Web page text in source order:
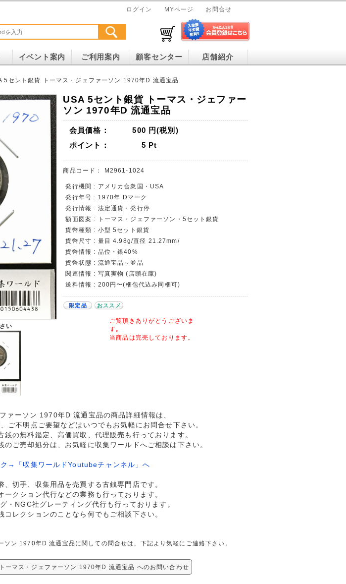
ログイン MYページ お問合せ
イベント案内 ご利用案内 顧客センター 店舗紹介
5セント銀貨 トーマス・ジェファーソン 1970年D 流通宝品
い
USA 5セント銀貨 トーマス・ジェファー
ソン 1970年D 流通宝品
会員価格： 500 円(税別)
ポイント：
5 Pt
商品コード： M2961-1024
発行機関 : アメリカ合衆国・USA
発行年号 : 1970年 Dマーク
発行情報 : 法定通貨・発行停
額面図案 : トーマス・ジェファーソン・5セット銀貨
貨幣種類 : 小型 5セット銀貨
貨幣尺寸 : 量目 4.98g/直径 21.27mm/
貨幣情報 : 品位・銀40%
貨幣状態 : 流通宝品～並品
関連情報 : 写真実物 (店頭在庫)
送料情報 : 200円〜(梱包代込み同梱可)
限定品 おススメ
ご覧頂きありがとうございま
す｡
当商品は完売しております。
ァーソン 1970年D 流通宝品の商品詳細情報は、
ご不明点ご要望などはいつでもお気軽にお問合せ下さい。
の無料鑑定、高価買取、代理販売も行っております。
ご売却処分は、お気軽に収集ワールドへご相談は下さい。
→「収集ワールドYoutubeチャンネル」へ
切手、収集用品を売買する古銭専門店です。
クション代行などの業務も行っております。
・NGC社グレーティング代行も行っております。
レクションのことなら何でもご相談下さい。
ン 1970年D 流通宝品に関しての問合せは、下記より気軽にご連絡下さい。
ーマス・ジェファーソン 1970年D 流通宝品 へのお問い合わせ